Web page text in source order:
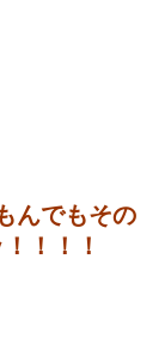
んでもその
！！！